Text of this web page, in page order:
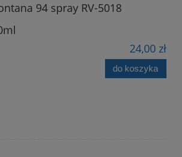
94 spray RV-5018
24,00 zł
do koszyka